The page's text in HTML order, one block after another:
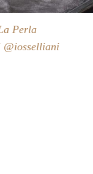
Perla
@iosselliani